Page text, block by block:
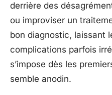
derrière des
ou improviser un
bon diagnostic, laissant
complications parfois
s’impose dès les
semble anodin.